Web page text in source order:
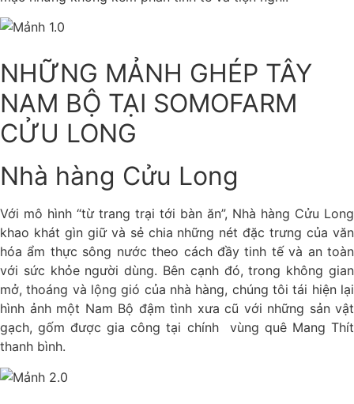
NHỮNG MẢNH GHÉP TÂY
NAM BỘ TẠI SOMOFARM
CỬU LONG
Nhà hàng Cửu Long
Với mô hình “từ trang trại tới bàn ăn”, Nhà hàng Cửu Long
khao khát gìn giữ và sẻ chia những nét đặc trưng của văn
hóa ẩm thực sông nước theo cách đầy tinh tế và an toàn
với sức khỏe người dùng. Bên cạnh đó, trong không gian
mở, thoáng và lộng gió của nhà hàng, chúng tôi tái hiện lại
hình ảnh một Nam Bộ đậm tình xưa cũ với những sản vật
gạch, gốm được gia công tại chính vùng quê Mang Thít
thanh bình.